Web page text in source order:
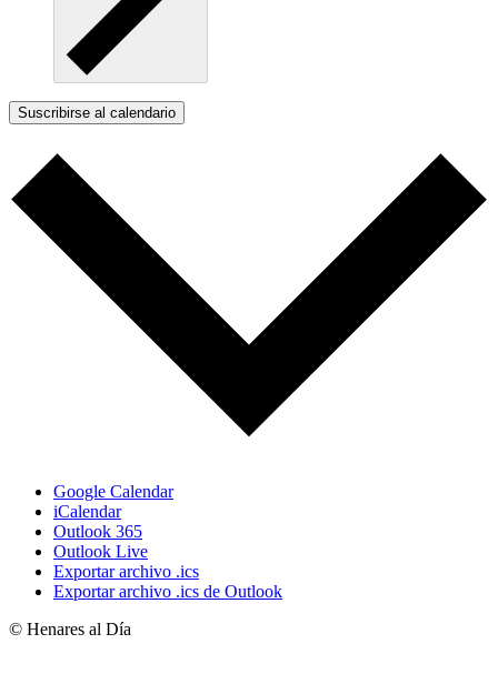
Suscribirse al calendario
Google Calendar
iCalendar
Outlook 365
Outlook Live
Exportar archivo .ics
Exportar archivo .ics de Outlook
© Henares al Día